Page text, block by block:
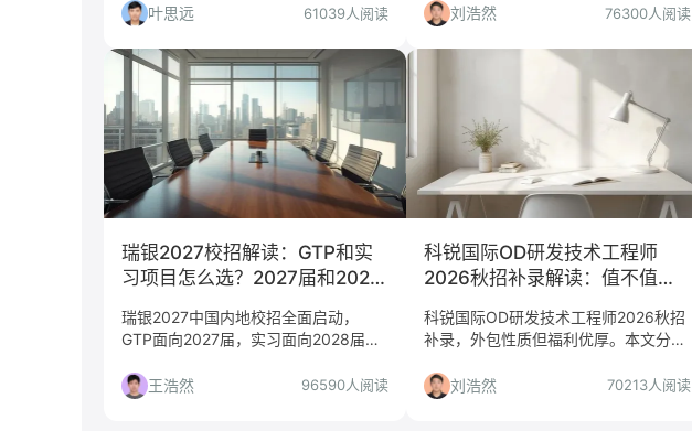
点在上海、北京、深圳、苏州。本文从
平台含金量、岗位匹配度、竞争难度等
角度给出投递建议，并分析适合与慎投
人群。
叶思远 61039人阅读
物理等专业，本科可投，工作地点杭
州/上海。
刘浩然 76300人阅读
瑞银2027校招解读：GTP和实
习项目怎么选？2027届和2028
瑞银2027中国内地校招全面启动，
GTP面向2027届，实习面向2028届，
策角度解读项目选择、申请流程与准备
策略，帮你判断是否值得投递。
王浩然 96590人阅读
科锐国际OD研发技术工程师
2026秋招补录解读：值不值得
科锐国际OD研发技术工程师2026秋招
补录，外包性质但福利优厚。本文分析
你理性决策。
刘浩然 70213人阅读